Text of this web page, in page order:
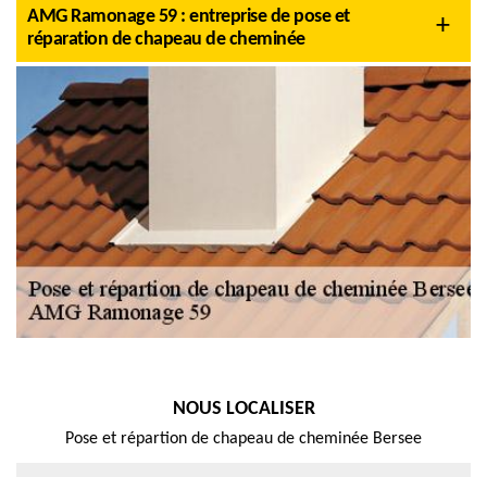
AMG Ramonage 59 : entreprise de pose et
réparation de chapeau de cheminée
NOUS LOCALISER
Pose et répartion de chapeau de cheminée Bersee